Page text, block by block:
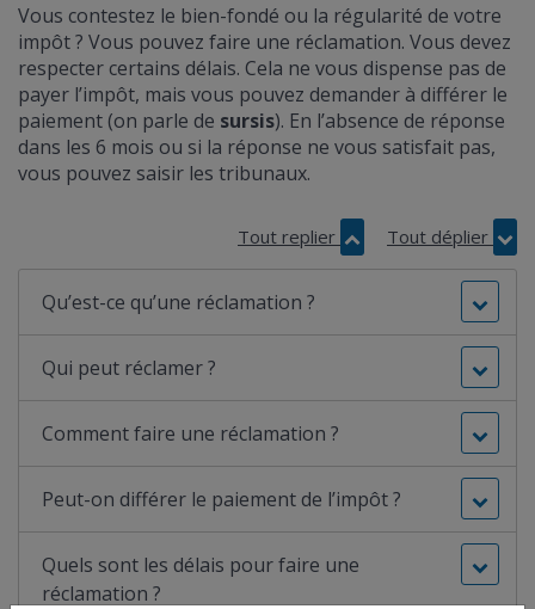
Vous contestez le bien-fondé ou la régularité de votre
impôt ? Vous pouvez faire une réclamation. Vous devez
respecter certains délais. Cela ne vous dispense pas de
payer l’impôt, mais vous pouvez demander à différer le
paiement (on parle de sursis). En l’absence de réponse
dans les 6 mois ou si la réponse ne vous satisfait pas,
vous pouvez saisir les tribunaux.
Tout replier Tout déplier
Qu’est-ce qu’une réclamation ?
Qui peut réclamer ?
Comment faire une réclamation ?
Peut-on différer le paiement de l’impôt ?
Quels sont les délais pour faire une
réclamation ?